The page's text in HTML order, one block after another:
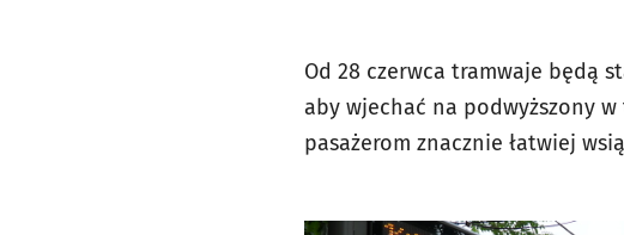
Od 28 czerwca tramwaje będą
aby wjechać na podwyższony
pasażerom znacznie łatwiej